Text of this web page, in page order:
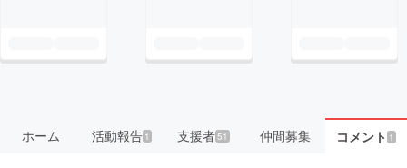
ホーム 活動報告1 支援者51 仲間募集 コメント 1